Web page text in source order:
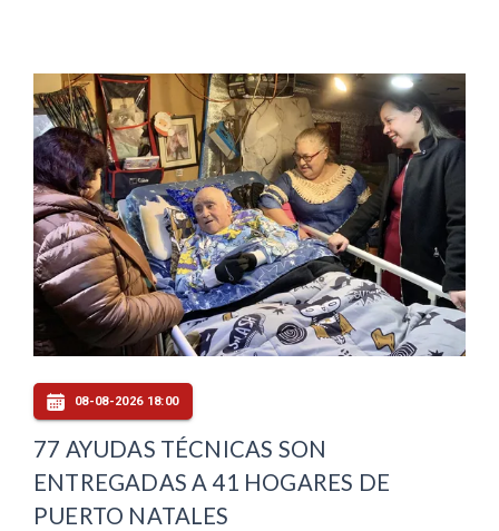
08-08-2026 18:00
77 AYUDAS TÉCNICAS SON
ENTREGADAS A 41 HOGARES DE
PUERTO NATALES